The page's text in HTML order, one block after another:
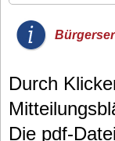
Durch
Die pdf-